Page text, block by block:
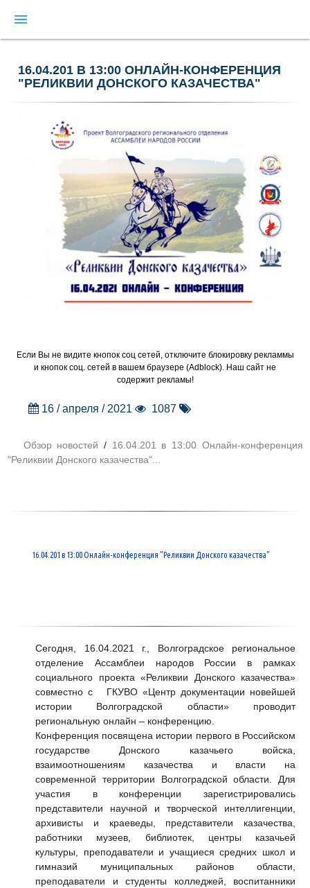
menu
16.04.201 В 13:00 ОНЛАЙН-КОНФЕРЕНЦИЯ
"РЕЛИКВИИ ДОНСКОГО КАЗАЧЕСТВА"
Если Вы не видите кнопок соц сетей, отключите блокировку рекламмы
и кнопок соц. сетей в вашем браузере (Adblock). Наш сайт не
содержит рекламы!
16 / апреля / 2021 1087
Обзор новостей /16.04.201 в 13:00 Онлайн-конференция
"Реликвии Донского казачества"...
16.04.201 в 13:00 Онлайн-конференция "Реликвии Донского казачества"
Сегодня, 16.04.2021 г., Волгоградское региональное
отделение Ассамблеи народов России в рамках
социального проекта «Реликвии Донского казачества»
совместно с ГКУВО «Центр документации новейшей
истории Волгоградской области» проводит
региональную онлайн – конференцию.
Конференция посвящена истории первого в Российском
государстве Донского казачьего войска,
взаимоотношениям казачества и власти на
современной территории Волгоградской области. Для
участия в конференции зарегистрировались
представители научной и творческой интеллигенции,
архивисты и краеведы, представители казачества,
работники музеев, библиотек, центры казачьей
культуры, преподаватели и учащиеся средних школ и
гимназий муниципальных районов области,
преподаватели и студенты колледжей, воспитанники